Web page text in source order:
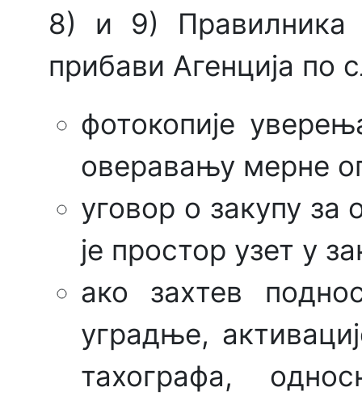
8) и 9) Правилника
прибави Агенција по
фотокопије
оверавању мерне
уговор о закупу за
је простор узет у
ако захтев
уградње,
тахографа,